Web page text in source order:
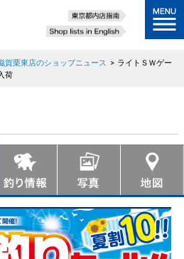
賀栗東店のショップニュース > ライトＳＷゲー
荷